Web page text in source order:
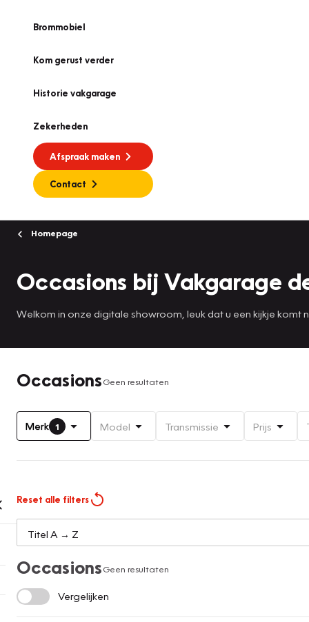
Brommobiel
Kom gerust verder
Historie vakgarage
Zekerheden
Afspraak maken
Contact
Homepage
Occasions bij Vakgarage
Welkom in onze digitale showroom, leuk dat u een kijkje komt
OccasionsGeen resultaten
Merk 1 Model Transmissie Prijs
Reset alle filters
OccasionsGeen resultaten
Vergelijken